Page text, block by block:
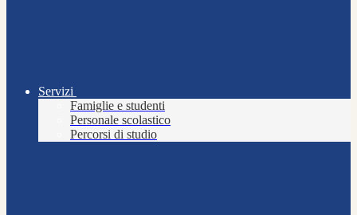
Servizi
Famiglie e studenti
Personale scolastico
Percorsi di studio